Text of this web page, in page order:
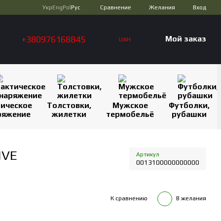
УкрEngPol Рус Сравнение Желания Вход
+380976168845 UAH Мой заказ
Толстовки,
жилетки
Мужское
термобельё
Футболки,
рубашки
Артикул
0013100000000000
К сравнению В желания